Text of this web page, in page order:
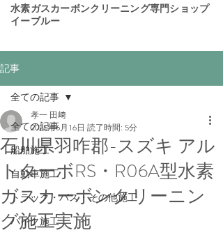
​水素ガスカーボンクリーニング専門ショップ
イーブルー
記事
全ての記事
船舶施工
自動車施工
トラック・バス・その他施工
バイク施工
全ての記事
石川県羽咋郡-スズキ アル
トターボRS・R06A型水素
ガスカーボンクリーニン
グ施工実施
孝一 田﨑
2025年6月16日 読了時間: 5分